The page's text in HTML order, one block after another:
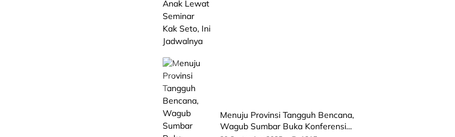
Menuju Provinsi Tangguh Bencana,
Wagub Sumbar Buka Konferensi